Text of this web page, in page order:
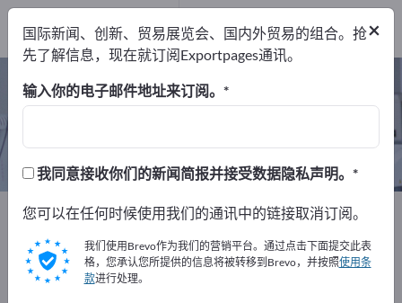
陶瓷移植 – 查找制造商和供应商
2 2
出口商2
制造商2
Exportpages 医学与实验室
移植与假肢、假牙和假眼
陶瓷移植
在Exportpages免費刊登廣告！
×
国际新闻、创新、贸易展览会、国内外贸易的组合。抢
先了解信息，现在就订阅Exportpages通讯。
输入你的电子邮件地址来订阅。
我同意接收你们的新闻简报并接受数据隐私声明。
您可以在任何时候使用我们的通讯中的链接取消订阅。
我们使用Brevo作为我们的营销平台。通过点击下面提交此表
格，您承认您所提供的信息将被转移到Brevo，并按照使用条
款进行处理。